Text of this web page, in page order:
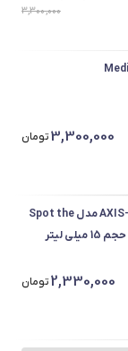
3,300,000
3,300,000تومان
سرم ضد لک و جوش اکسیس وای AXIS-Y مدل Spot the
2,330,000تومان